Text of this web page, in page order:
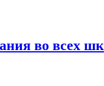
во всех